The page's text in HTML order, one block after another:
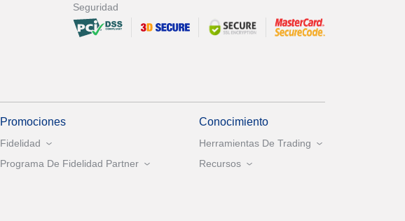
Seguridad
Promociones
Fidelidad
Programa De Fidelidad Partner
Conocimiento
Herramientas De Trading
Recursos